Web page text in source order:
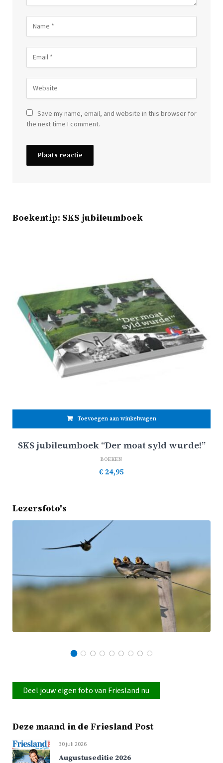
Save my name, email, and website in this browser for
the next time I comment.
Boekentip: SKS jubileumboek
Toevoegen aan winkelwagen
SKS jubileumboek “Der moat syld wurde!”
BOEKEN
€ 24,95
Lezersfoto's
Deel jouw eigen foto van Friesland nu
Deze maand in de Friesland Post
30 juli 2026
Augustuseditie 2026